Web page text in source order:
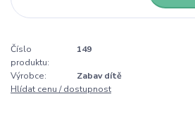
Číslo
produktu:
149
Výrobce:
Zabav dítě
Hlídat cenu / dostupnost